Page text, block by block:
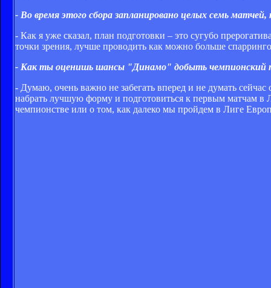
- Во время этого сбора запланировано целых семь
- Как я уже сказал, план подготовки – это сугубо
точки зрения, лучше проводить как можно больше
- Как ты оценишь шансы "Динамо" добыть чемпионский
- Думаю, очень важно не забегать вперед и не думать
набрать лучшую форму и подготовиться к первым матчам
чемпионстве или о том, как далеко мы пройдем в Лиге